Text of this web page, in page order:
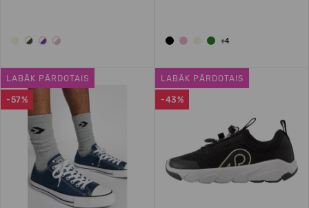
+4
-57%
LABĀK PĀRDOTAIS
-43%
LABĀK PĀRDOTAIS